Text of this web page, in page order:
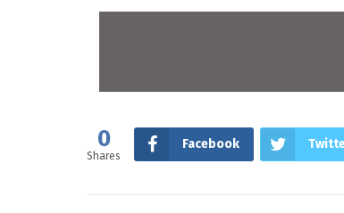
0
Shares
Facebook